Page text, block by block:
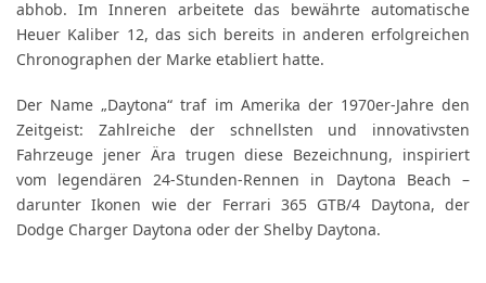
abhob. Im Inneren arbeitete das bewährte automatische
Heuer Kaliber 12, das sich bereits in anderen erfolgreichen
Chronographen der Marke etabliert hatte.
Der Name „Daytona“ traf im Amerika der 1970er-Jahre den
Zeitgeist: Zahlreiche der schnellsten und innovativsten
Fahrzeuge jener Ära trugen diese Bezeichnung, inspiriert
vom legendären 24-Stunden-Rennen in Daytona Beach –
darunter Ikonen wie der Ferrari 365 GTB/4 Daytona, der
Dodge Charger Daytona oder der Shelby Daytona.